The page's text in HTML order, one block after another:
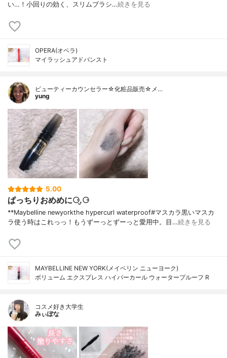
い…！小回りの効く、スリムブラシ…続きを見る
OPERA(オペラ)
マイラッシュアドバンスト
ビューティーカウンセラー☆化粧品販売☆メ…
yung
5.00
ぱっちりおめめに⚆.̮⚆
**Maybelline newyorkthe hypercurl waterproof#マスカラ⁡黒いマスカ
ラ使う時はこれっっ！もうずーっとずーっと愛用中。目…続きを見る
MAYBELLINE NEW YORK(メイベリン ニューヨーク)
ボリューム エクスプレス ハイパーカール ウォータープルーフ R
コスメ好き大学生
みぃぽな